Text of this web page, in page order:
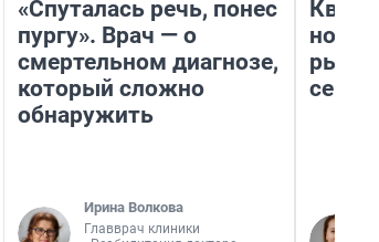
«Спуталась речь, понес
пургу». Врач — о
смертельном диагнозе,
который сложно
обнаружить
Ирина Волкова
Главврач клиники
но